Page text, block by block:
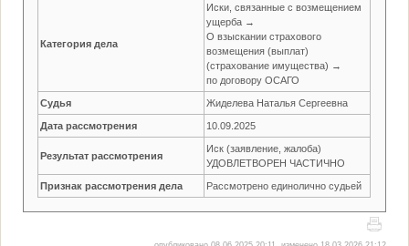
Категория дела
Иски, связанные с возмещением
ущерба →
О взыскании страхового
возмещения (выплат)
(страхование имущества) →
по договору ОСАГО
Судья Жиделева Наталья Сергеевна
Дата рассмотрения 10.09.2025
Результат рассмотрения
Иск (заявление, жалоба)
УДОВЛЕТВОРЕН ЧАСТИЧНО
Признак рассмотрения дела Рассмотрено единолично судьей